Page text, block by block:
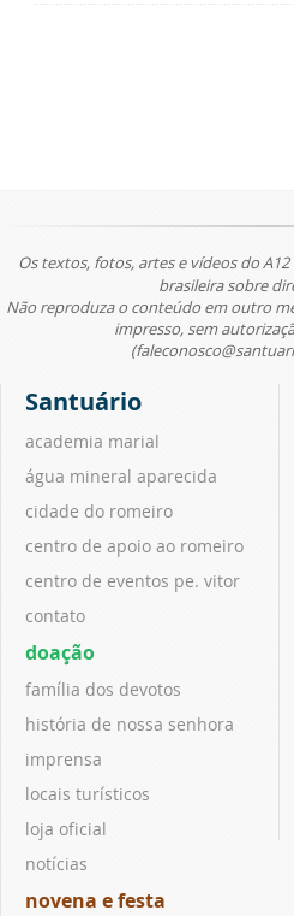
Os textos, fotos, artes e vídeos do
brasileira sobre
Não reproduza o conteúdo em outro
impresso, sem
Santuário
academia marial
água mineral aparecida
cidade do romeiro
centro de apoio ao romeiro
centro de eventos pe. vitor
contato
doação
família dos devotos
história de nossa senhora
imprensa
locais turísticos
loja oficial
notícias
novena e festa